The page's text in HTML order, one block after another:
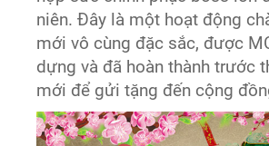
niên. Đây là một hoạt động
mới vô cùng đặc sắc, được
dựng và đã hoàn thành trước
mới để gửi tặng đến cộng